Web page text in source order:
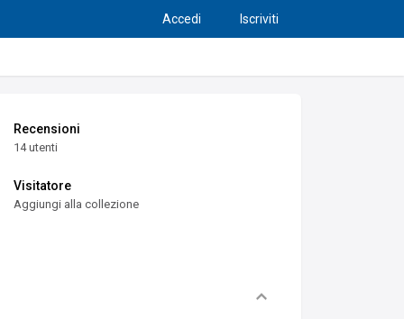
Accedi Iscriviti
Recensioni
14 utenti
Visitatore
Aggiungi alla collezione